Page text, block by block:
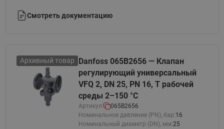
Смотреть документацию
Архивный товар
Danfoss 065B2656 — Клапан
регулирующий универсальный
VFQ 2, DN 25, PN 16, T рабочей
среды 2–150 °С
Артикул:
065B2656
Номинальное давление (PN), бар:16
Номинальный диаметр (DN), мм:25